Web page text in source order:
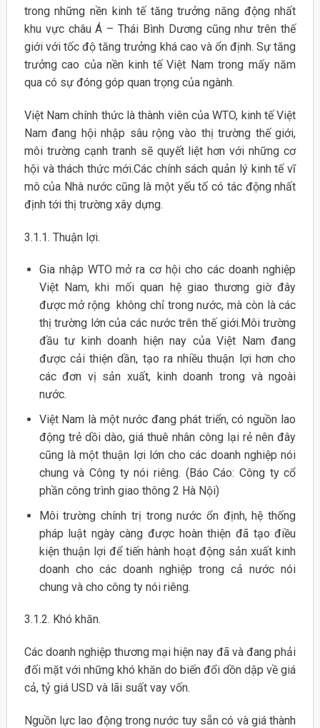
trong những nền kinh tế tăng trưởng năng động nhất
khu vực châu Á – Thái Bình Dương cũng như trên thế
giới với tốc độ tăng trưởng khá cao và ổn định. Sự tăng
trưởng cao của nền kinh tế Việt Nam trong mấy năm
qua có sự đóng góp quan trọng của ngành.
Việt Nam chính thức là thành viên của WTO, kinh tế Việt
Nam đang hội nhập sâu rộng vào thị trường thế giới,
môi trường cạnh tranh sẽ quyết liệt hơn với những cơ
hội và thách thức mới.Các chính sách quản lý kinh tế vĩ
mô của Nhà nước cũng là một yếu tố có tác động nhất
định tới thị trường xây dựng.
3.1.1. Thuận lợi.
Gia nhập WTO mở ra cơ hội cho các doanh nghiệp
Việt Nam, khi mối quan hệ giao thương giờ đây
được mở rộng không chỉ trong nước, mà còn là các
thị trường lớn của các nước trên thế giới.Môi trường
đầu tư kinh doanh hiện nay của Việt Nam đang
được cải thiện dần, tạo ra nhiều thuận lợi hơn cho
các đơn vị sản xuất, kinh doanh trong và ngoài
nước.
Việt Nam là một nước đang phát triển, có nguồn lao
động trẻ dồi dào, giá thuê nhân công lại rẻ nên đây
cũng là một thuận lợi lớn cho các doanh nghiệp nói
chung và Công ty nói riêng. (Báo Cáo: Công ty cổ
phần công trình giao thông 2 Hà Nội)
Môi trường chính trị trong nước ổn định, hệ thống
pháp luật ngày càng được hoàn thiện đã tạo điều
kiện thuận lợi để tiến hành hoạt động sản xuất kinh
doanh cho các doanh nghiệp trong cả nước nói
chung và cho công ty nói riêng.
3.1.2. Khó khăn.
Các doanh nghiệp thương mại hiện nay đã và đang phải
đối mặt với những khó khăn do biến đổi dồn dập về giá
cả, tỷ giá USD và lãi suất vay vốn.
Nguồn lực lao động trong nước tuy sẵn có và giá thành